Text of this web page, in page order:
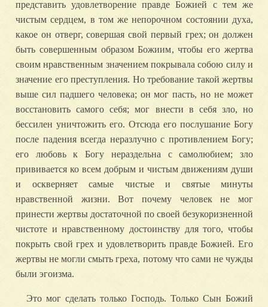
представить удовлетворение правде Божией с тем же
чистым сердцем, в том же непорочном состоянии духа,
какое он отверг, совершая свой первый грех; он должен
быть совершенным образом Божиим, чтобы его жертва
своим нравственным значением покрывала собою силу и
значение его преступления. Но требование такой жертвы
выше сил падшего человека; он мог пасть, но не может
восстановить самого себя; мог внести в себя зло, но
бессилен уничтожить его. Отсюда его послушание Богу
после падения всегда неразлучно с противлением Богу;
его любовь к Богу нераздельна с самолюбием; зло
прививается ко всем добрым и чистым движениям души
и оскверняет самые чистые и святые минуты
нравственной жизни. Вот почему человек не мог
принести жертвы достаточной по своей безукоризненной
чистоте и нравственному достоинству для того, чтобы
покрыть свой грех и удовлетворить правде Божией. Его
жертвы не могли смыть греха, потому что сами не чужды
были эгоизма.
Это мог сделать только Господь. Только Сын Божий